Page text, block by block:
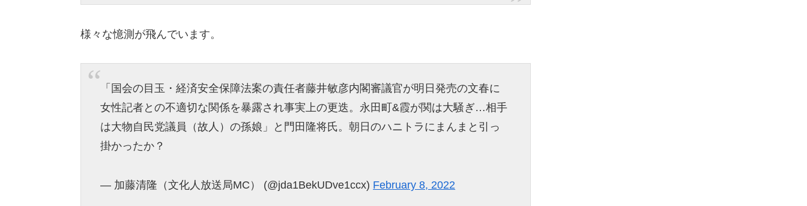
様々な憶測が飛んでいます。
「国会の目玉・経済安全保障法案の責任者藤井敏彦内閣審議官が明日発売の文春に
女性記者との不適切な関係を暴露され事実上の更迭。永田町&霞が関は大騒ぎ…相手
は大物自民党議員（故人）の孫娘」と門田隆将氏。朝日のハニトラにまんまと引っ
掛かったか？
— 加藤清隆（文化人放送局MC） (@jda1BekUDve1ccx) February 8, 2022